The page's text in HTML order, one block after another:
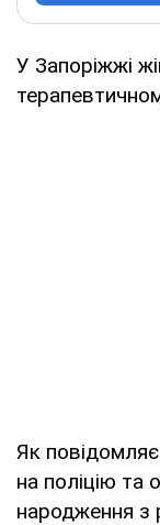
У Запоріжжі
Як
на поліцію та
народження з